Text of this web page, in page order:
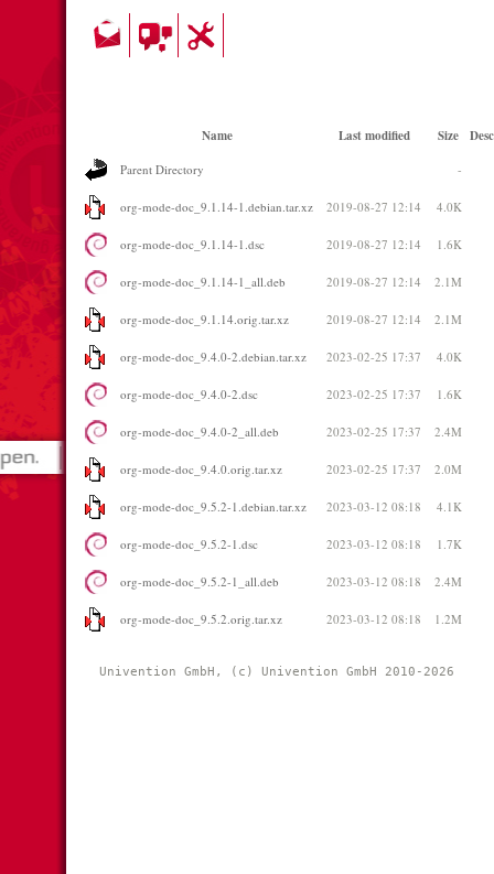
Name Last modified Size
Parent Directory -
org-mode-doc_9.1.14-1.debian.tar.xz 2019-08-27 12:14 4.0K
org-mode-doc_9.1.14-1.dsc 2019-08-27 12:14 1.6K
org-mode-doc_9.1.14-1_all.deb 2019-08-27 12:14 2.1M
org-mode-doc_9.1.14.orig.tar.xz 2019-08-27 12:14 2.1M
org-mode-doc_9.4.0-2.debian.tar.xz 2023-02-25 17:37 4.0K
org-mode-doc_9.4.0-2.dsc 2023-02-25 17:37 1.6K
org-mode-doc_9.4.0-2_all.deb 2023-02-25 17:37 2.4M
org-mode-doc_9.4.0.orig.tar.xz 2023-02-25 17:37 2.0M
org-mode-doc_9.5.2-1.debian.tar.xz 2023-03-12 08:18 4.1K
org-mode-doc_9.5.2-1.dsc 2023-03-12 08:18 1.7K
org-mode-doc_9.5.2-1_all.deb 2023-03-12 08:18 2.4M
org-mode-doc_9.5.2.orig.tar.xz 2023-03-12 08:18 1.2M
Univention GmbH, (c) Univention GmbH 2010-2026